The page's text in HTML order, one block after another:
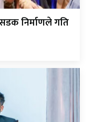
निर्माणले गति